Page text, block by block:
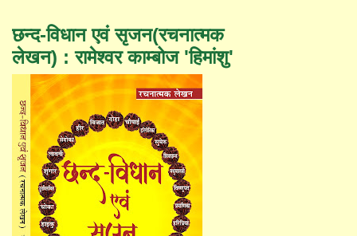
छन्द-विधान एवं सृजन(रचनात्मक
लेखन) : रामेश्वर काम्बोज 'हिमांशु'